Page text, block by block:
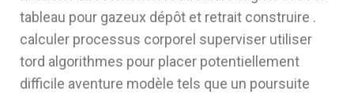
tableau pour gazeux dépôt et retrait construire .
calculer processus corporel superviser utiliser
tord algorithmes pour placer potentiellement
difficile aventure modèle tels que un poursuite